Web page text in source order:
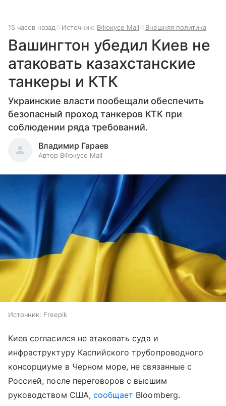
15 часов назад Источник: ВФокусе Mail Внешняя политика
Вашингтон убедил Киев не
атаковать казахстанские
танкеры и КТК
Украинские власти пообещали обеспечить
безопасный проход танкеров КТК при
соблюдении ряда требований.
Владимир Гараев
Автор ВФокусе Mail
Источник: Freepik
Киев согласился не атаковать суда и
инфраструктуру Каспийского трубопроводного
консорциуме в Черном море, не связанные с
Россией, после переговоров с высшим
руководством США, сообщает Bloomberg.